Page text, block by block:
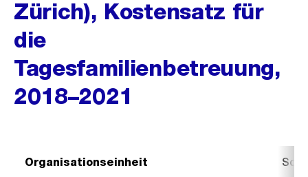
Zürich), Kostensatz für
die
Tagesfamilienbetreuung,
2018–2021
Organisationseinheit